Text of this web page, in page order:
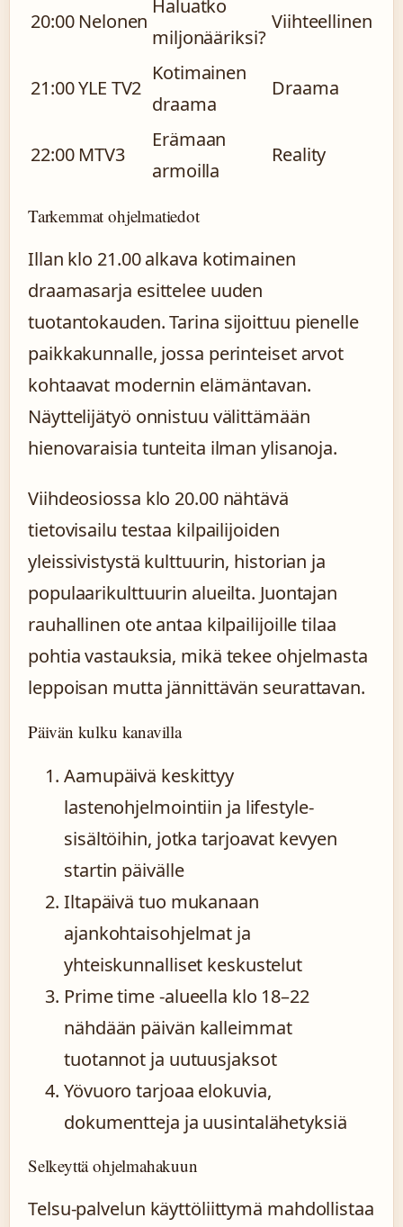
20:00 Nelonen
Haluatko
miljonääriksi?
Viihteellinen
21:00YLE TV2
Kotimainen
draama
Draama
22:00 MTV3
Erämaan
armoilla
Reality
Tarkemmat ohjelmatiedot
Illan klo 21.00 alkava kotimainen
draamasarja esittelee uuden
tuotantokauden. Tarina sijoittuu pienelle
paikkakunnalle, jossa perinteiset arvot
kohtaavat modernin elämäntavan.
Näyttelijätyö onnistuu välittämään
hienovaraisia tunteita ilman ylisanoja.
Viihdeosiossa klo 20.00 nähtävä
tietovisailu testaa kilpailijoiden
yleissivistystä kulttuurin, historian ja
populaarikulttuurin alueilta. Juontajan
rauhallinen ote antaa kilpailijoille tilaa
pohtia vastauksia, mikä tekee ohjelmasta
leppoisan mutta jännittävän seurattavan.
Päivän kulku kanavilla
Aamupäivä keskittyy
lastenohjelmointiin ja lifestyle-
sisältöihin, jotka tarjoavat kevyen
startin päivälle
Iltapäivä tuo mukanaan
ajankohtaisohjelmat ja
yhteiskunnalliset keskustelut
Prime time -alueella klo 18–22
nähdään päivän kalleimmat
tuotannot ja uutuusjaksot
Yövuoro tarjoaa elokuvia,
dokumentteja ja uusintalähetyksiä
Selkeyttä ohjelmahakuun
Telsu-palvelun käyttöliittymä mahdollistaa